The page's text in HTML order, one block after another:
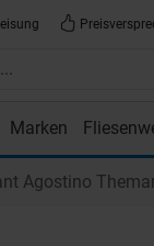
Marken
Agostino